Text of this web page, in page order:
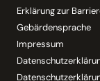
Erklärung zur
Gebärdensprache
Impressum